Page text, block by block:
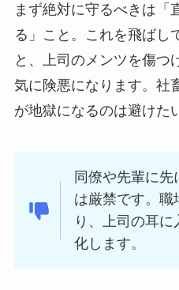
まず絶対に守るべきは「
る」こと。これを飛ばし
と、上司のメンツを傷つ
気に険悪になります。社
が地獄になるのは避けた
同僚や先輩に
は厳禁です。職
り、上司の耳
化します。